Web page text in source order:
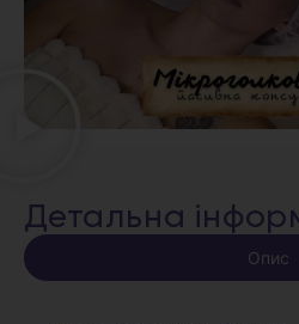
Детальна
Опис